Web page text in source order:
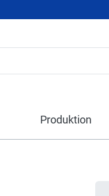
Produktion